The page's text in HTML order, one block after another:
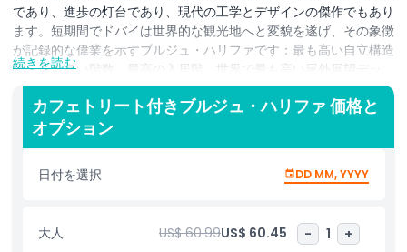
であり、進歩の灯台であり、現代の工学とデザインの傑作でもあり
ます。短期間でドバイは世界的な観光地へと変貌を遂げ、その象徴
が記録的な偉業を示すブルジュ・ハリファです：最も高い自立構造
物、最も多い階数、最高の入居階、世界で最も高い屋外展望デッ
キ、そして最長の移動距離を誇るエレベーター。アット・ザ・トッ
プのチケットは124階と125階で利用でき、世界最速のダブルデッキ
エレベーターは秒速10mで上昇します。広々としたデッキを探索
し、360度のパノラマを堪能し、HDカメラとマルチタッチスクリ
ーンを備えた高度な望遠鏡で昼夜を問わないギガパノラマの街並み
を観察できます。125階では「ドバイ：ファルコンの目ビュー」、
忘れられない思い出を作れます。チケットオプションには「アッ
ト・ザ・トップ124階 ノンプライム + カフェトリート」や「アッ
続きを読む
カフェトリート付きブルジュ・ハリファ 価格と
オプション
日付を選択 DD MM, YYYY
大人 US$ 60.99US$ 60.45 - 1 +